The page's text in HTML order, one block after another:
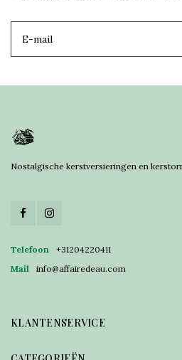
Nostalgische kerstversieringen en
Telefoon
+31204220411
Mail
info@affairedeau.com
KLANTENSERVICE